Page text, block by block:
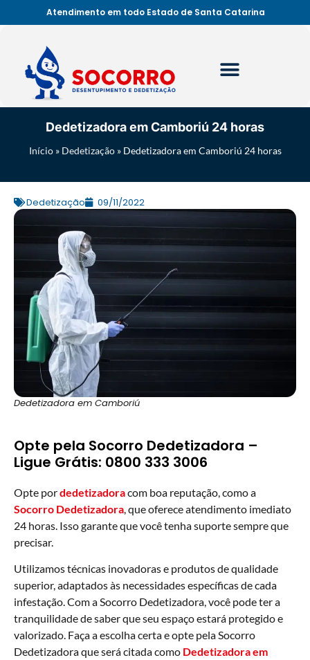
Atendimento em todo Estado de Santa Catarina
Dedetizadora em Camboriú 24 horas
Início» Dedetização» Dedetizadora em Camboriú 24 horas
Dedetização 09/11/2022
Dedetizadora em Camboriú
Opte pela Socorro Dedetizadora –
Ligue Grátis: 0800 333 3006
Opte pordedetizadoracom boa reputação, como a
Socorro Dedetizadora , que oferece atendimento imediato
24 horas. Isso garante que você tenha suporte sempre que
precisar.
Utilizamos técnicas inovadoras e produtos de qualidade
superior, adaptados às necessidades específicas de cada
infestação. Com a Socorro Dedetizadora, você pode ter a
tranquilidade de saber que seu espaço estará protegido e
valorizado. Faça a escolha certa e opte pela Socorro
Dedetizadora que será citada como Dedetizadora em